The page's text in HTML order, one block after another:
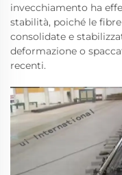
invecchiamento ha
stabilità, poiché le
consolidate e
deformazione o
recenti.